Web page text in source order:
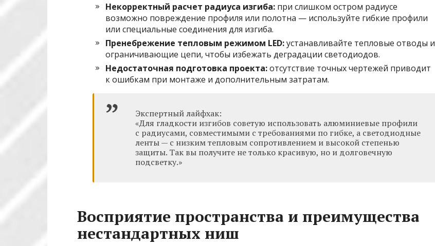
Некорректный расчет радиуса изгиба: при слишком остром радиусе
возможно повреждение профиля или полотна — используйте гибкие профили
или специальные соединения для изгиба.
Пренебрежение тепловым режимом LED:устанавливайте тепловые отводы и
ограничивающие цепи, чтобы избежать деградации светодиодов.
Недостаточная подготовка проекта:отсутствие точных чертежей приводит
к ошибкам при монтаже и дополнительным затратам.
Экспертный лайфхак:
«Для гладкости изгибов советую использовать алюминиевые профили
с радиусами, совместимыми с требованиями по гибке, а светодиодные
ленты — с низким тепловым сопротивлением и высокой степенью
защиты. Так вы получите не только красивую, но и долговечную
подсветку.»
Восприятие пространства и преимущества
нестандартных ниш